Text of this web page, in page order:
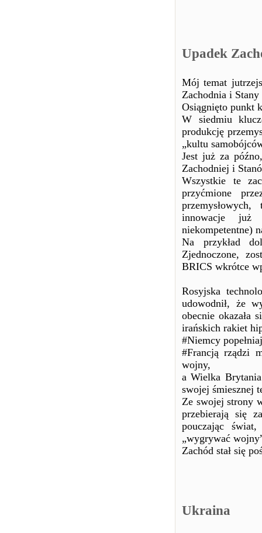
Upadek
Mój temat
Zachodnia i Stany
Osiągnięto punkt
W siedmiu
produkcję
„kultu
Jest już za
Zachodniej i
Wszystkie te
przyćmione
innowacje już
niekompetentne)
Na przykład
Zjednoczone,
BRICS wkrótce
Rosyjska
udowodnił, że
obecnie okazała
irańskich rakiet
#Niemcy
#Francją rządzi
wojny,
a Wielka
swojej śmiesznej
Ze swojej strony
przebierają się
pouczając
„wygrywać
Zachód stał się
Ukraina